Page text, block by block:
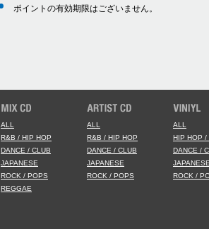
3. 当社は当サイトの利用により発生した
4. 会員が本条に違反して当社に損害を与
行為はできないものとします。
会員の資格を当社で剥奪する場合があります
1. 会員が、以下の何れかの項目に該当す
ことができるものとします。
(a) 登録時に虚偽の申告をした場合
ポイントの有効期限はございません。
ALL
R&B / HIP HOP
DANCE / CLUB
JAPANESE
ROCK / POPS
REGGAE
ALL
R&B / HIP HOP
DANCE / CLUB
JAPANESE
ROCK / POPS
ALL
HIP HOP /
DANCE /
ROCK /